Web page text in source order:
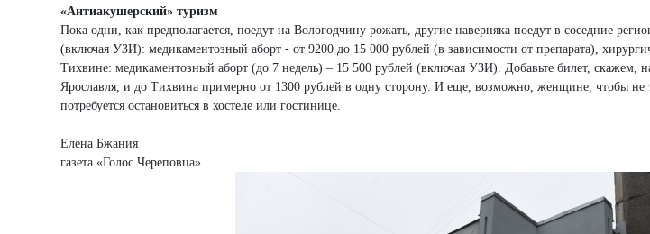
«Антиакушерский» туризм
Пока одни, как предполагается, поедут на Вологодчину рожать, другие наверняка поедут в соседние
(включая УЗИ): медикаментозный аборт - от 9200 до 15 000 рублей (в зависимости от препарата),
Тихвине: медикаментозный аборт (до 7 недель) – 15 500 рублей (включая УЗИ). Добавьте билет, скажем,
Ярославля, и до Тихвина примерно от 1300 рублей в одну сторону. И еще, возможно, женщине, чтобы не
потребуется остановиться в хостеле или гостинице.
Елена Бжания
газета «Голос Череповца»